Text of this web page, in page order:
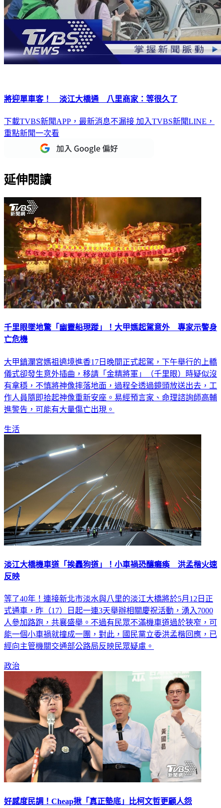
將迎單車客！ 淡江大橋通 八里商家：等很久了
下載TVBS新聞APP，最新消息不漏接 加入TVBS新聞LINE，
重點新聞一次看
延伸閱讀
千里眼墜地驚「幽靈船現蹤」！大甲媽起駕意外 專家示警身
亡危機
大甲鎮瀾宮媽祖遶境進香17日晚間正式起駕，下午舉行的上轎
儀式卻發生意外插曲，移請「金精將軍」（千里眼）時疑似沒
有拿穩，不慎將神像摔落地面，過程全透過鏡頭放送出去，工
作人員隨即拾起神像重新安座。易經預言家、命理諮詢師高輔
進警告，可能有大量傷亡出現。
生活
淡江大橋機車道「挨轟狗道」！小車禍恐釀癱瘓 洪孟楷火速
反映
等了40年！連接新北市淡水與八里的淡江大橋將於5月12日正
式通車，昨（17）日起一連3天舉辦相關慶祝活動，湧入7000
人參加路跑，共襄盛舉。不過有民眾不滿機車道過於狹窄，可
能一個小車禍就撞成一團，對此，國民黨立委洪孟楷回應，已
經向主管機關交通部公路局反映民眾疑慮。
政治
好感度民調！Cheap揪「真正墊底」比柯文哲更顧人怨